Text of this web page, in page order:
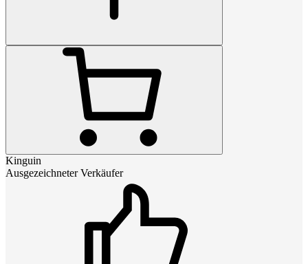
Kinguin
Ausgezeichneter Verkäufer